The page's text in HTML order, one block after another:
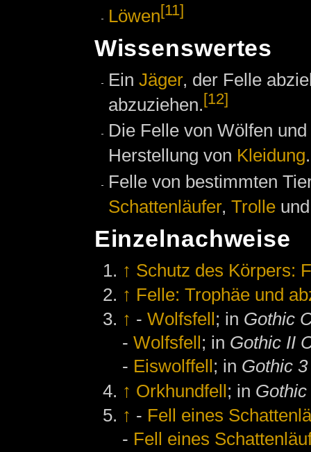
Löwen[11]
Wissenswertes
Ein Jäger, der Felle
abzuziehen.[12]
Die Felle von Wölfen
Herstellung von Kleidung.
Felle von bestimmten
Schattenläufer, Trolle
Einzelnachweise
↑ Schutz des Körpers:
↑ Felle: Trophäe und
↑ -Wolfsfell; in Gothic
-Wolfsfell; in Gothic II
- Eiswolffell; in Gothic
↑ Orkhundfell; in
↑ - Fell eines
- Fell eines